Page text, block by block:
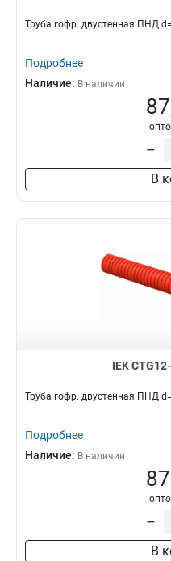
Труба гофр. двустенная ПНД
Подробнее
Наличие: В наличии
–
В
IEK
Труба гофр. двустенная ПНД
Подробнее
Наличие: В наличии
–
В